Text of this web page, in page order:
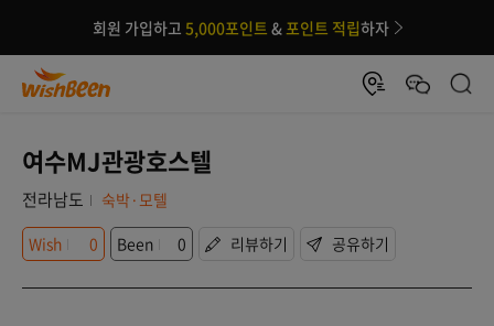
회원 가입하고 5,000포인트 &포인트 적립하자
여수MJ관광호스텔
전라남도
숙박·모텔
Wish
0 Been 0 리뷰하기 공유하기